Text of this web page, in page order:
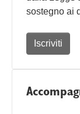
sostegno ai
Iscriviti